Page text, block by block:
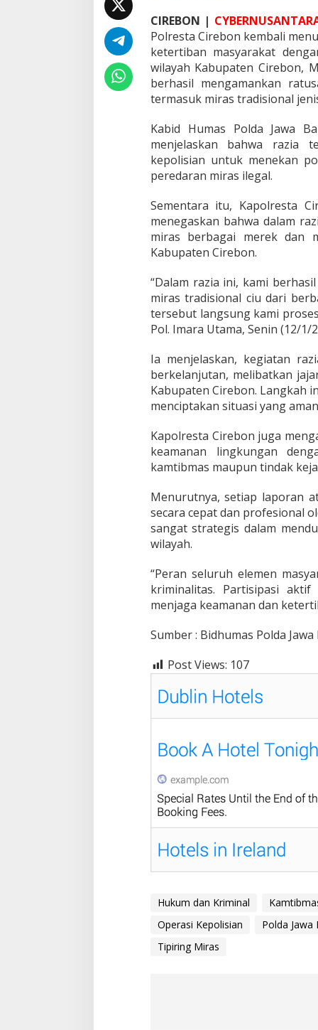
t
T
e
g
a
s
k
K
o
m
m
e
n
J
a
a
K
a
m
t
b
m
a
s
CIREBON |
Polresta Cirebon kembali
ketertiban masyarakat
wilayah Kabupaten Cirebon,
berhasil mengamankan
termasuk miras tradisional
Kabid Humas Polda Jawa
menjelaskan bahwa razia
kepolisian untuk menekan
peredaran miras ilegal.
Sementara itu, Kapolresta
menegaskan bahwa dalam
miras berbagai merek dan
Kabupaten Cirebon.
“Dalam razia ini, kami
miras tradisional ciu dari
tersebut langsung kami
Pol. Imara Utama, Senin (12/1/
Ia menjelaskan, kegiatan
berkelanjutan, melibatkan
Kabupaten Cirebon. Langkah
menciptakan situasi yang
Kapolresta Cirebon juga
keamanan lingkungan
kamtibmas maupun tindak
Menurutnya, setiap laporan
secara cepat dan profesional
sangat strategis dalam
wilayah.
“Peran seluruh elemen
kriminalitas. Partisipasi
menjaga keamanan dan
Sumber : Bidhumas Polda
Post Views: 107
Hukum dan Kriminal
Operasi Kepolisian
Polda Jawa
Tipiring Miras